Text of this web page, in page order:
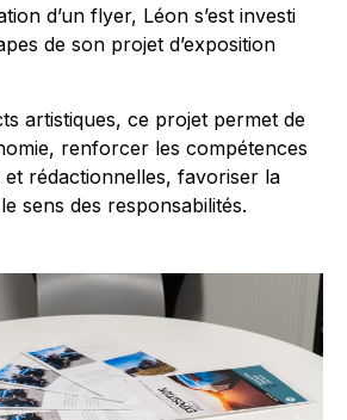
d’un flyer, Léon s’est investi
de son projet d’exposition
artistiques, ce projet permet de
renforcer les compétences
rédactionnelles, favoriser la
sens des responsabilités.